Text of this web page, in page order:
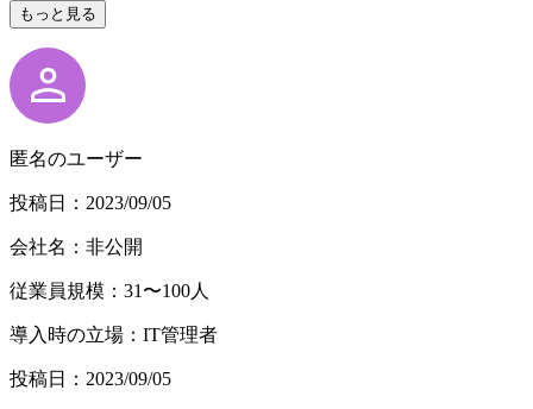
もっと見る
匿名のユーザー
投稿日：2023/09/05
会社名：非公開
従業員規模：31〜100人
導入時の立場：IT管理者
投稿日：2023/09/05